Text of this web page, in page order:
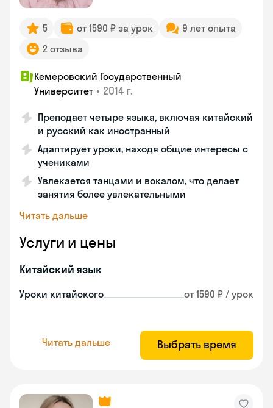
5 от 1590 ₽ за урок
9 лет опыта
2 отзыва
Кемеровский Государственный
Университет • 2014 г.
Преподает четыре языка, включая китайский
и русский как иностранный
Адаптирует уроки, находя общие интересы с
учениками
Увлекается танцами и вокалом, что делает
занятия более увлекательными
Читать дальше
Услуги и цены
Китайский язык
Уроки китайского от 1590 ₽ / урок
Читать дальше Выбрать время